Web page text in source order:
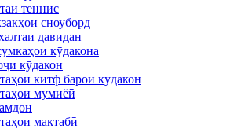
теннис
сноуборд
давидан
кӯдакона
кӯдакон
китф барои кӯдакон
мумиёӣ
мактабӣ